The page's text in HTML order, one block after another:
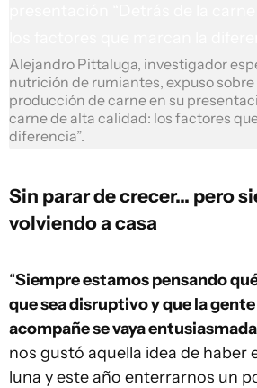
Alejandro Pittaluga, investigador
nutrición de rumiantes, expuso
producción de carne en su
carne de alta calidad: los factores
diferencia”.
Sin parar de crecer... pero
volviendo a casa
“Siempre estamos pensando
que sea disruptivo y que la
acompañe se vaya
nos gustó aquella idea de haber
luna y este año enterrarnos un